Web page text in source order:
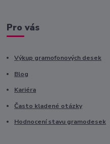
Pro vás
Výkup gramofonových desek
Blog
Kariéra
Často kladené otázky
Hodnocení stavu gramodesek